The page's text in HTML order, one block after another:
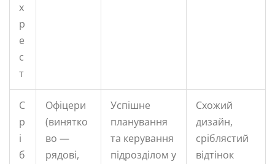
х
р
е
с
т
С
р
і
б
Офіцери
(винятко
во —
рядові,
Успішне
планування
та керування
підрозділом у
Схожий
дизайн,
сріблястий
відтінок